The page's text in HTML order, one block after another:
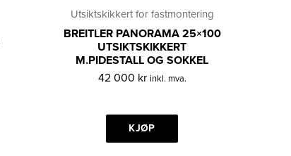
Utsiktskikkert for fastmontering
BREITLER PANORAMA 25×100
UTSIKTSKIKKERT
M.PIDESTALL OG SOKKEL
42 000 kr inkl. mva.
KJØP